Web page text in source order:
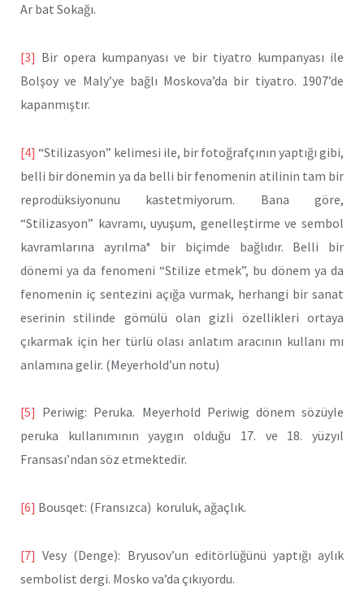
Ar bat Sokağı.
[3] Bir opera kumpanyası ve bir tiyatro kumpanyası ile
Bolşoy ve Maly’ye bağlı Moskova’da bir tiyatro. 1907’de
kapanmıştır.
[4] “Stilizasyon” kelimesi ile, bir fotoğrafçının yaptığı gibi,
belli bir dönemin ya da belli bir fenomenin atilinin tam bir
reprodüksiyonunu kastetmiyorum. Bana göre,
“Stilizasyon” kavramı, uyuşum, genelleştirme ve sembol
kavramlarına ayrılma* bir biçimde bağlıdır. Belli bir
dönemi ya da fenomeni “Stilize etmek”, bu dönem ya da
fenomenin iç sentezini açığa vurmak, herhangi bir sanat
eserinin stilinde gömülü olan gizli özellikleri ortaya
çıkarmak için her türlü olası anlatım aracının kullanı mı
anlamına gelir. (Meyerhold’un notu)
[5] Periwig: Peruka. Meyerhold Periwig dönem sözüyle
peruka kullanımının yaygın olduğu 17. ve 18. yüzyıl
Fransası’ndan söz etmektedir.
[6] Bousqet: (Fransızca) koruluk, ağaçlık.
[7] Vesy (Denge): Bryusov’un editörlüğünü yaptığı aylık
sembolist dergi. Mosko va’da çıkıyordu.